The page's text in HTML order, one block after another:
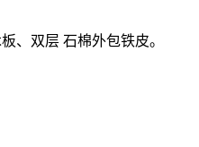
、双层 石棉外包铁皮。